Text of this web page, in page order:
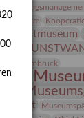
Kolosseum
Kunstmuseum
Lehmbruck